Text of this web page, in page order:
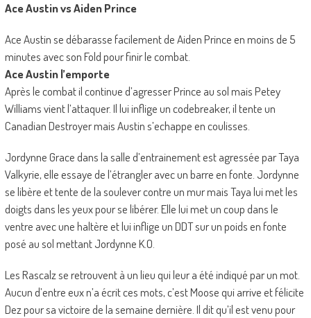
Ace Austin vs Aiden Prince
Ace Austin se débarasse facilement de Aiden Prince en moins de 5
minutes avec son Fold pour finir le combat.
Ace Austin l’emporte
Après le combat il continue d’agresser Prince au sol mais Petey
Williams vient l’attaquer. Il lui inflige un codebreaker, il tente un
Canadian Destroyer mais Austin s’echappe en coulisses.
Jordynne Grace dans la salle d’entrainement est agressée par Taya
Valkyrie, elle essaye de l’étrangler avec un barre en fonte. Jordynne
se libère et tente de la soulever contre un mur mais Taya lui met les
doigts dans les yeux pour se libérer. Elle lui met un coup dans le
ventre avec une haltère et lui inflige un DDT sur un poids en fonte
posé au sol mettant Jordynne K.O.
Les Rascalz se retrouvent à un lieu qui leur a été indiqué par un mot.
Aucun d’entre eux n’a écrit ces mots, c’est Moose qui arrive et félicite
Dez pour sa victoire de la semaine dernière. Il dit qu’il est venu pour